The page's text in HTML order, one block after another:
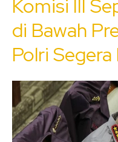
Komisi III
di Bawah
Polri